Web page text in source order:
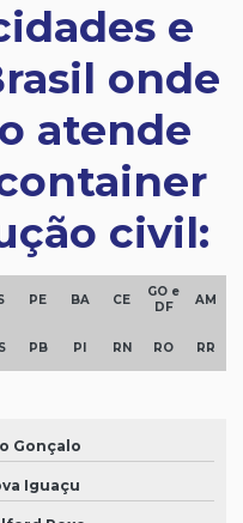
e
onde
atende
civil:
PE BA CE
GO e
DF
AM
PB PI RN RO RR
Gonçalo
Iguaçu